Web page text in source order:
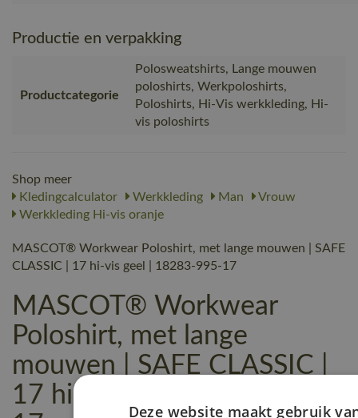
Productie en verpakking
Productcategorie
Polosweatshirts, Lange mouwen
poloshirts, Werkpoloshirts,
Poloshirts, Hi-Vis werkkleding, Hi-
vis poloshirts
Shop meer
Kledingcalculator
Werkkleding Man
Vrouw
Werkkleding Hi-vis oranje
MASCOT® Workwear Poloshirt, met lange mouwen | SAFE
CLASSIC | 17 hi-vis geel | 18283-995-17
MASCOT® Workwear
Poloshirt, met lange
mouwen | SAFE CLASSIC |
17 hi-vis geel | 18283-995-
Deze website maakt gebruik